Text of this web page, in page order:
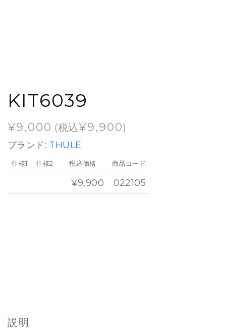
KIT6039
¥9,000 (税込¥9,900)
ブランド: THULE
仕様1 仕様2 税込価格
¥9,900
商品コード
022105
説明